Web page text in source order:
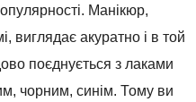
. Манікюр,
, виглядає акуратно і в той
поєднується з лаками
, чорним, синім. Тому ви